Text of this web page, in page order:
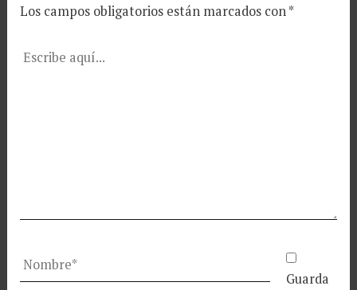
Los campos obligatorios están marcados con*
Escribe
Nombre*
Guarda